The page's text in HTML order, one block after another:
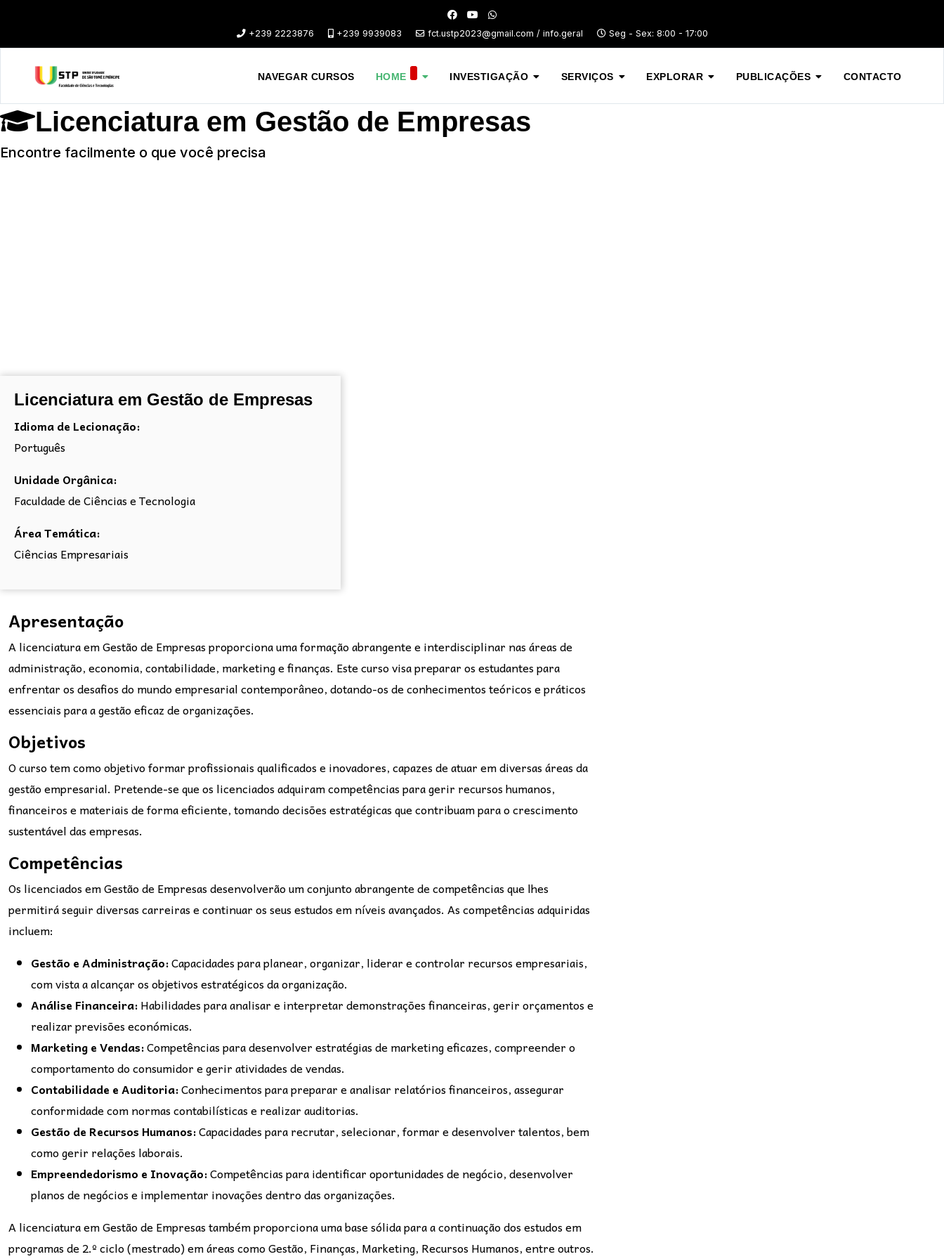
+239 2223876 +239 9939083 fct.ustp2023@gmail.com / info.geral Seg - Sex: 8:00 - 17:00
NAVEGAR CURSOS HOME INVESTIGAÇÃO SERVIÇOS EXPLORAR PUBLICAÇÕES CONTACTO
Licenciatura em Gestão de Empresas
Encontre facilmente o que você precisa
Licenciatura em Gestão de Empresas
Idioma de Lecionação:
Português
Unidade Orgânica:
Faculdade de Ciências e Tecnologia
Área Temática:
Ciências Empresariais
Apresentação
A licenciatura em Gestão de Empresas proporciona uma formação abrangente e interdisciplinar nas áreas de
administração, economia, contabilidade, marketing e finanças. Este curso visa preparar os estudantes para
enfrentar os desafios do mundo empresarial contemporâneo, dotando-os de conhecimentos teóricos e práticos
essenciais para a gestão eficaz de organizações.
Objetivos
O curso tem como objetivo formar profissionais qualificados e inovadores, capazes de atuar em diversas áreas da
gestão empresarial. Pretende-se que os licenciados adquiram competências para gerir recursos humanos,
financeiros e materiais de forma eficiente, tomando decisões estratégicas que contribuam para o crescimento
sustentável das empresas.
Competências
Os licenciados em Gestão de Empresas desenvolverão um conjunto abrangente de competências que lhes
permitirá seguir diversas carreiras e continuar os seus estudos em níveis avançados. As competências adquiridas
incluem:
Gestão e Administração:Capacidades para planear, organizar, liderar e controlar recursos empresariais,
com vista a alcançar os objetivos estratégicos da organização.
Análise Financeira:Habilidades para analisar e interpretar demonstrações financeiras, gerir orçamentos e
realizar previsões económicas.
Marketing e Vendas:Competências para desenvolver estratégias de marketing eficazes, compreender o
comportamento do consumidor e gerir atividades de vendas.
Contabilidade e Auditoria:Conhecimentos para preparar e analisar relatórios financeiros, assegurar
conformidade com normas contabilísticas e realizar auditorias.
Gestão de Recursos Humanos:Capacidades para recrutar, selecionar, formar e desenvolver talentos, bem
como gerir relações laborais.
Empreendedorismo e Inovação:Competências para identificar oportunidades de negócio, desenvolver
planos de negócios e implementar inovações dentro das organizações.
A licenciatura em Gestão de Empresas também proporciona uma base sólida para a continuação dos estudos em
programas de 2.º ciclo (mestrado) em áreas como Gestão, Finanças, Marketing, Recursos Humanos, entre outros.